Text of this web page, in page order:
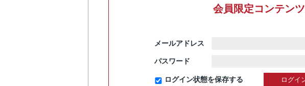
会員限定コンテンツ
メールアドレス
パスワード
ログイン状態を保存する